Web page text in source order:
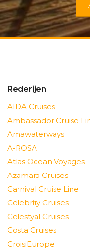
Rederijen
AIDA Cruises
Ambassador Cruise
Amawaterways
A-ROSA
Atlas Ocean Voyages
Azamara Cruises
Carnival Cruise Line
Celebrity Cruises
Celestyal Cruises
Costa Cruises
CroisiEurope